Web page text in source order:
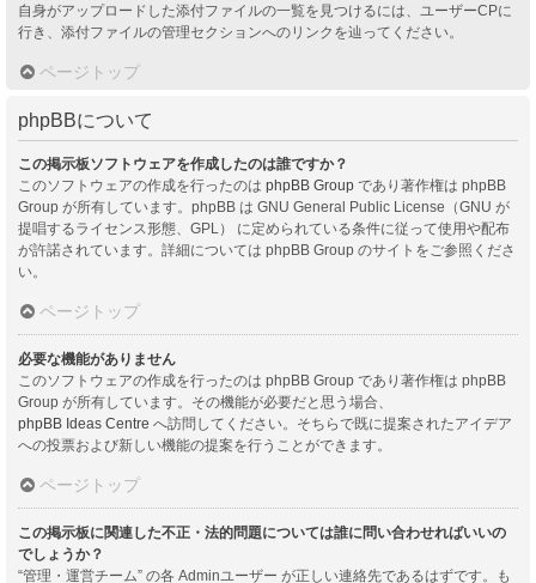
自身がアップロードした添付ファイルの一覧を見つけるには、ユーザーCPに
行き、添付ファイルの管理セクションへのリンクを辿ってください。
ページトップ
phpBBについて
この掲示板ソフトウェアを作成したのは誰ですか？
このソフトウェアの作成を行ったのは phpBB Group であり著作権は phpBB
Group が所有しています。phpBB は GNU General Public License（GNU が
提唱するライセンス形態、GPL） に定められている条件に従って使用や配布
が許諾されています。詳細については phpBB Group のサイトをご参照くださ
い。
ページトップ
必要な機能がありません
このソフトウェアの作成を行ったのは phpBB Group であり著作権は phpBB
Group が所有しています。その機能が必要だと思う場合、
phpBB Ideas Centre へ訪問してください。そちらで既に提案されたアイデア
への投票および新しい機能の提案を行うことができます。
ページトップ
この掲示板に関連した不正・法的問題については誰に問い合わせればいいの
でしょうか？
“管理・運営チーム” の各 Adminユーザー が正しい連絡先であるはずです。も